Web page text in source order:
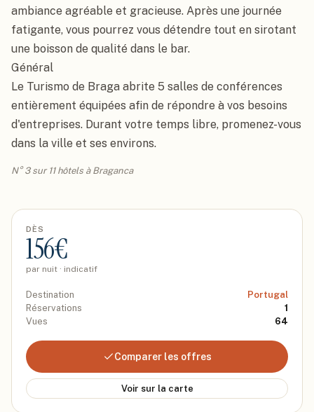
ambiance agréable et gracieuse. Après une journée
fatigante, vous pourrez vous détendre tout en sirotant
une boisson de qualité dans le bar.
Général
Le Turismo de Braga abrite 5 salles de conférences
entièrement équipées afin de répondre à vos besoins
d'entreprises. Durant votre temps libre, promenez-vous
dans la ville et ses environs.
N° 3 sur 11 hôtels à Braganca
DÈS
156€
par nuit · indicatif
Destination
Portugal
Réservations
1
Vues
64
Comparer les offres
Voir sur la carte